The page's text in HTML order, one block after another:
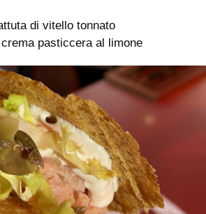
di vitello tonnato
pasticcera al limone